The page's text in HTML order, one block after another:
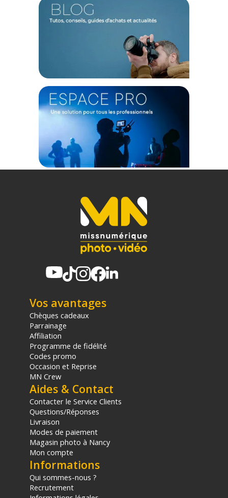
TECHNIQUE
Nombre de section : 3
PERFORMANCES
Hauteur : 75 à 169 cm (avec rotule)
Support : bol 100 mm (adaptateur pour bol 75 mm)
PHYSIQUE
Matériau : Aluminium
Tête fluide Manfrotto 504X :
Charge utile max. 12 Kg
Contrepoids : 2,2 Kg ; 4,4 Kg ; 6,5 Kg
Panoramique : 360 degrés
CONCEPTION
Base : Base plate
Barre de panoramique : Oui
Diamètre de la base : 75 mm
Centre de gravité : 55 mm
Niveau à bulle : x1
Plateau rapide : Oui
Hauteur de travail : 14,9 cm
Fixations supérieures : Pas de vis 1/4 ; Pas de vis 3/8
ALIMENTATION
Type : Batteries Lithium
PHYSIQUE
Matériau : Aluminium
Vos avantages
Chèques cadeaux
Parrainage
Affiliation
Programme de fidélité
Codes promo
Occasion et Reprise
MN Crew
Aides & Contact
Contacter le Service Clients
Questions/Réponses
Livraison
Modes de paiement
Magasin photo à Nancy
Mon compte
Informations
Qui sommes-nous ?
Recrutement